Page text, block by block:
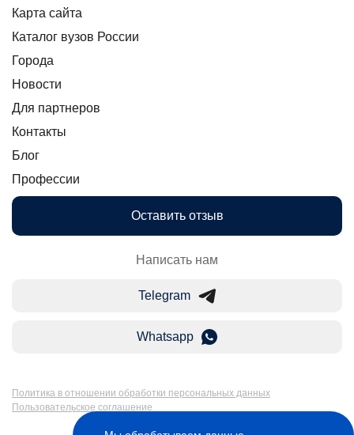
Карта сайта
Каталог вузов России
Города
Новости
Для партнеров
Контакты
Блог
Профессии
Оставить отзыв
Написать нам
Telegram
Whatsapp
Политика в отношении обработки персональных данных
Пользовательское соглашение